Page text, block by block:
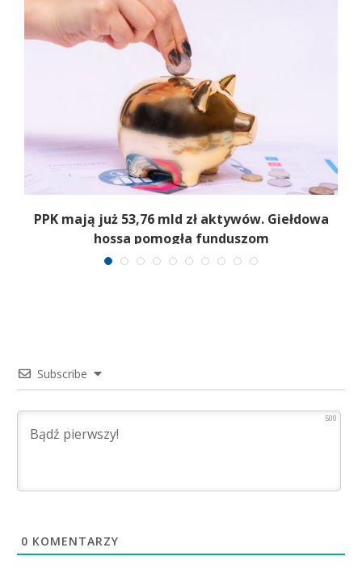
PPK mają już 53,76 mld zł aktywów. Giełdowa
hossa pomogła funduszom
Subscribe
500
0 KOMENTARZY